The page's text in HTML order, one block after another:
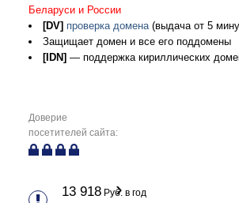
Беларуси и России
[DV] проверка домена(выдача от 5
Защищает домен и все его поддомены
[IDN] — поддержка кириллических
Доверие
посетителей сайта:
13 918 Руб. в год